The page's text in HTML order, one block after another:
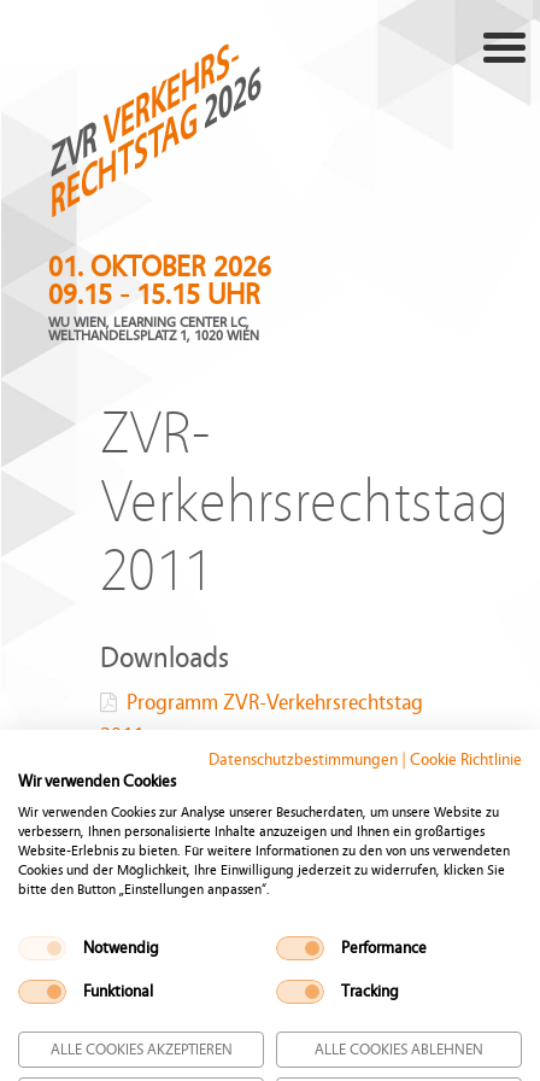
Datenschutzbestimmungen
Cookie Richtlinie
Wir verwenden Cookies
Wir verwenden Cookies zur Analyse unserer Besucherdaten, um unsere Website zu
verbessern, Ihnen personalisierte Inhalte anzuzeigen und Ihnen ein großartiges
Website-Erlebnis zu bieten. Für weitere Informationen zu den von uns verwendeten
Cookies und der Möglichkeit, Ihre Einwilligung jederzeit zu widerrufen, klicken Sie
bitte den Button „Einstellungen anpassen“.
Notwendig Performance
Funktional Tracking
ALLE COOKIES AKZEPTIEREN ALLE COOKIES ABLEHNEN
ZVRVERKEHRS-
RECHTSTAG2026
01. OKTOBER 2026
09.15 - 15.15 UHR
WU WIEN, LEARNING CENTER LC,
WELTHANDELSPLATZ 1, 1020 WIEN
ZVR-
Verkehrsrechtstag
2011
Downloads
Programm ZVR-Verkehrsrechtstag
2011
Dateigröße: 702 KB
ZVR_2011-12_Inhalt
Dateigröße:496 KB
Impressum|Datenschutzbestimmungen| Cookie
Richtlinie